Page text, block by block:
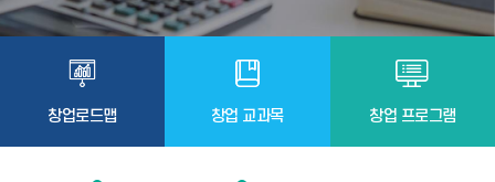
창업로드맵 창업 교과목 창업 프로그램